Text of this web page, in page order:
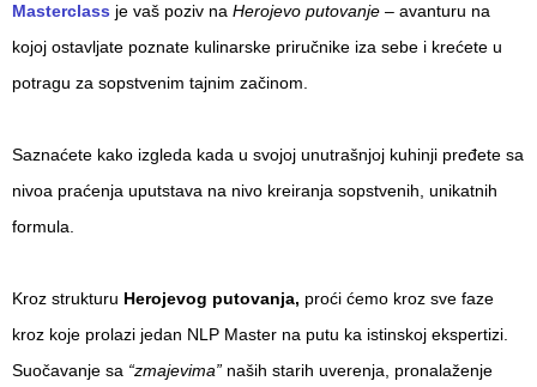
Masterclass je vaš poziv na Herojevo putovanje – avanturu na
kojoj ostavljate poznate kulinarske priručnike iza sebe i krećete u
potragu za sopstvenim tajnim začinom.
Saznaćete kako izgleda kada u svojoj unutrašnjoj kuhinji pređete sa
nivoa praćenja uputstava na nivo kreiranja sopstvenih, unikatnih
formula.
Kroz strukturu Herojevog putovanja, proći ćemo kroz sve faze
kroz koje prolazi jedan NLP Master na putu ka istinskoj ekspertizi.
Suočavanje sa “zmajevima” naših starih uverenja, pronalaženje